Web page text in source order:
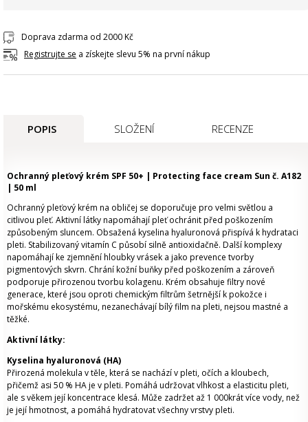
Doprava zdarma od 2000 Kč
Registrujte se a získejte slevu 5% na první nákup
POPIS SLOŽENÍ RECENZE
Ochranný pleťový krém SPF 50+ | Protecting face cream Sun č. A182
| 50 ml
Ochranný pleťový krém na obličej se doporučuje pro velmi světlou a
citlivou pleť. Aktivní látky napomáhají pleť ochránit před poškozením
způsobeným sluncem. Obsažená kyselina hyaluronová přispívá k hydrataci
pleti. Stabilizovaný vitamín C působí silně antioxidačně. Další komplexy
napomáhají ke zjemnění hloubky vrásek a jako prevence tvorby
pigmentových skvrn. Chrání kožní buňky před poškozením a zároveň
podporuje přirozenou tvorbu kolagenu. Krém obsahuje filtry nové
generace, které jsou oproti chemickým filtrům šetrnější k pokožce i
mořskému ekosystému, nezanechávají bílý film na pleti, nejsou mastné a
těžké.
Aktivní látky:
Kyselina hyaluronová (HA)
Přirozená molekula v těle, která se nachází v pleti, očích a kloubech,
přičemž asi 50 % HA je v pleti. Pomáhá udržovat vlhkost a elasticitu pleti,
ale s věkem její koncentrace klesá. Může zadržet až 1 000krát více vody, než
je její hmotnost, a pomáhá hydratovat všechny vrstvy pleti.